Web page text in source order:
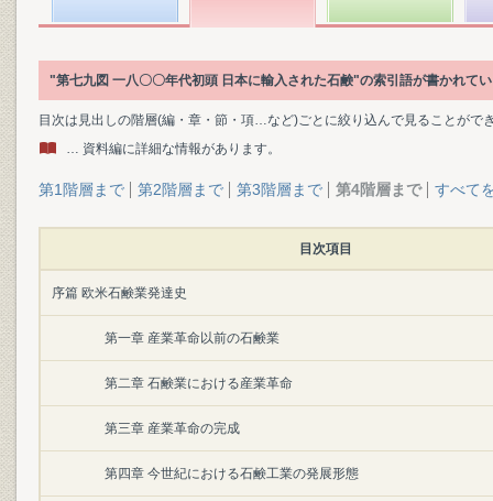
"第七九図 一八〇〇年代初頭 日本に輸入された石鹸"の索引語が書かれて
目次は見出しの階層(編・章・節・項…など)ごとに絞り込んで見ることがで
… 資料編に詳細な情報があります。
第1階層まで 第2階層まで 第3階層まで 第4階層まで すべて
目次項目
序篇 欧米石鹸業発達史
第一章 産業革命以前の石鹸業
第二章 石鹸業における産業革命
第三章 産業革命の完成
第四章 今世紀における石鹸工業の発展形態